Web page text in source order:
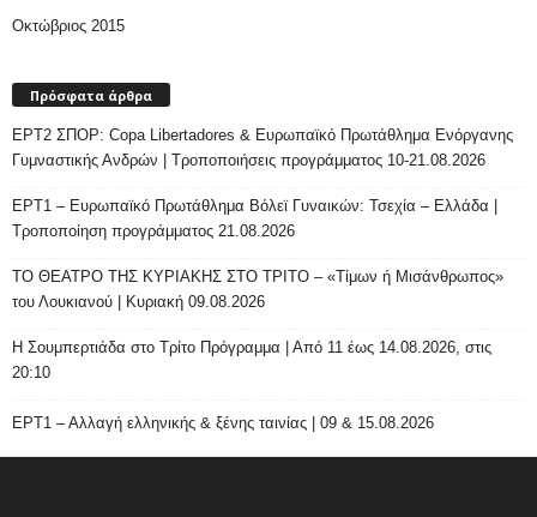
Οκτώβριος 2015
Πρόσφατα άρθρα
ΕΡΤ2 ΣΠΟΡ: Copa Libertadores & Ευρωπαϊκό Πρωτάθλημα Ενόργανης
Γυμναστικής Ανδρών | Τροποποιήσεις προγράμματος 10-21.08.2026
ΕΡΤ1 – Ευρωπαϊκό Πρωτάθλημα Βόλεϊ Γυναικών: Τσεχία – Ελλάδα |
Τροποποίηση προγράμματος 21.08.2026
ΤΟ ΘΕΑΤΡΟ ΤΗΣ ΚΥΡΙΑΚΗΣ ΣΤΟ ΤΡΙΤΟ – «Τίμων ή Μισάνθρωπος»
του Λουκιανού | Κυριακή 09.08.2026
H Σουμπερτιάδα στο Τρίτο Πρόγραμμα | Από 11 έως 14.08.2026, στις
20:10
ΕΡΤ1 – Αλλαγή ελληνικής & ξένης ταινίας | 09 & 15.08.2026